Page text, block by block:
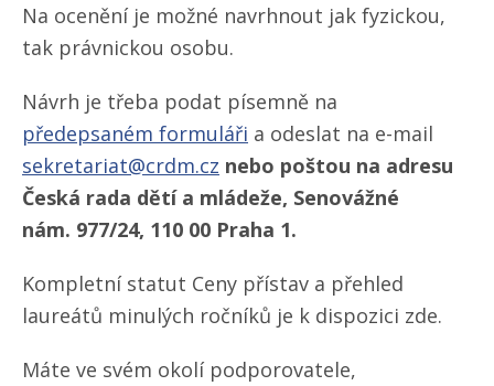
Na ocenění je možné navrhnout jak fyzickou,
tak právnickou osobu.
Návrh je třeba podat písemně na
předepsaném formuláři a odeslat na e-mail
sekretariat@crdm.cz nebo poštou na adresu
Česká rada dětí a mládeže, Senovážné
nám. 977/​24, 110 00 Praha 1.
Kompletní statut Ceny přístav a přehled
laureátů minulých ročníků je k dispozici zde.
Máte ve svém okolí podporovatele,